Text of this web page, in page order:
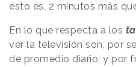
esto es, 2 minutos más
En lo que respecta a los
ver la televisión son, por
de promedio diario; y por